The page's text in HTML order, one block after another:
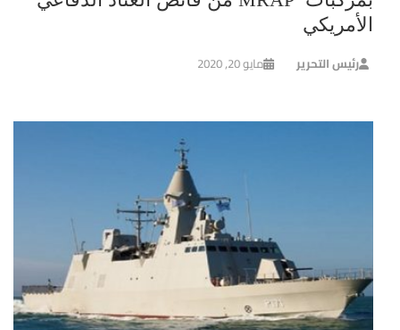
الأمريكي
رئيس التحرير مايو 20, 2020